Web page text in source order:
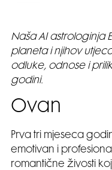
Naša AI astrologinja
planeta i njihov
odluke, odnose i
godini.
Ovan
Prva tri mjeseca
emotivan i
romantične živosti